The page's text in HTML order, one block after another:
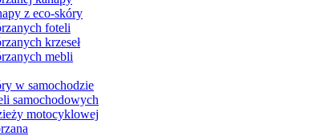
z eco-skóry
foteli
krzeseł
mebli
w samochodzie
samochodowych
motocyklowej